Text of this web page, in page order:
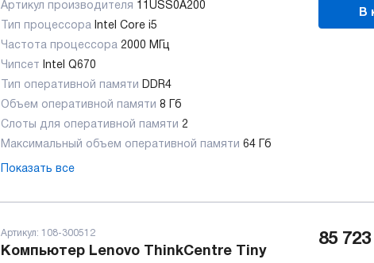
Артикул производителя 11USS0A200
Тип процессора Intel Core i5
Частота процессора 2000 МГц
Чипсет
Intel Q670
Тип оперативной памяти DDR4
Объем оперативной памяти 8 Гб
Слоты для оперативной памяти 2
Максимальный объем оперативной памяти 64 Гб
Показать все
В
Артикул: 108-300512
Компьютер Lenovo ThinkCentre Tiny
85 723